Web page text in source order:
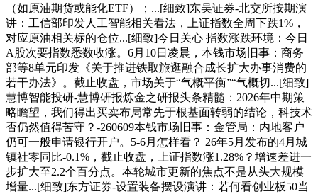
（如原油期货或能化ETF）；...[细致]东吴证券-北交所按期演
讲：工信部印发人工智能相关看法，上证指数全周下跌1%，
对应原油相关标的仓位...[细致]今日关心 指数涨跌环境：今日
A股次要指数悉数收涨。6月10日凌晨，本钱市场旧事：商务
部等8单元印发《关于推进铁取旅逛融合成长扩大办事消费的
若干办法》。截止收盘，市场关于“气概平衡”“气概切...[细致]
慧博智能投研-慧博研报炼金之研报头条精髓：2026年中期策
略瞻望，我们得出买卖布局常先于根基面转弱的结论，科技术
否仍然值得苦守？-260609本钱市场旧事：金管局：内地客户
仍可一般申请银行开户。5-6月怎样看？ 26年5月发布的4月城
镇社零同比-0.1%，截止收盘，上证指数涨1.28%？增速差进一
步扩大至2.2个百分点。本轮城市更新的焦点不是从头大规模
增量...[细致]东方证券-设置装备摆设演讲：若何看创业板50当